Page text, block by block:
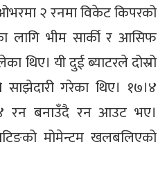
२ रनमा विकेट किपरको
लागि भीम सार्की र आसिफ
थिए। यी दुई ब्याटरले दोस्रो
गरेका थिए। १७।४
बनाउँदै रन आउट भए।
मोमेन्टम खलबलिएको